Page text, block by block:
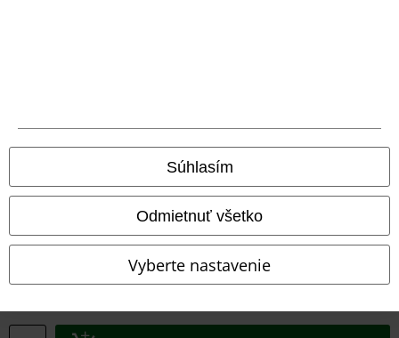
Súhlasím
Odmietnuť všetko
Vyberte nastavenie
Všetky ceny sú vrátane DPH, bez poštovného abalného
© 1986-2026 EMP Merchandising
Naše online obchody